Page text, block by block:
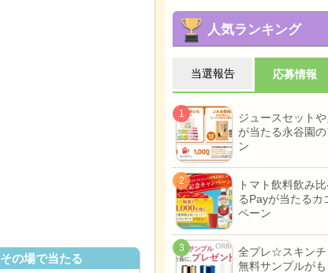
その場で当たる
人気ランキング
当選報告 応募情報
ジュースセット
が当たる永谷園
ン
トマト飲料飲み
るPayが当たるカ
ペーン
全プレ☆スキンチ
無料サンプルが